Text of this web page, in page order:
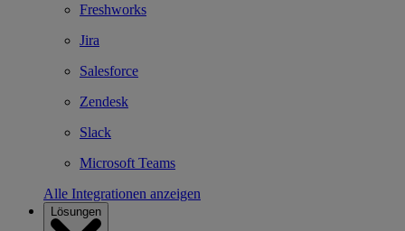
Freshworks
Jira
Salesforce
Zendesk
Slack
Microsoft Teams
Alle Integrationen anzeigen
Lösungen